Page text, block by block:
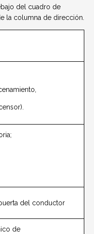
del cuadro de
la columna de dirección.
del conductor
de